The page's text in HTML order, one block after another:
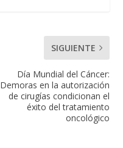
SIGUIENTE
Día Mundial del Cáncer:
Demoras en la autorización
de cirugías condicionan el
éxito del tratamiento
oncológico